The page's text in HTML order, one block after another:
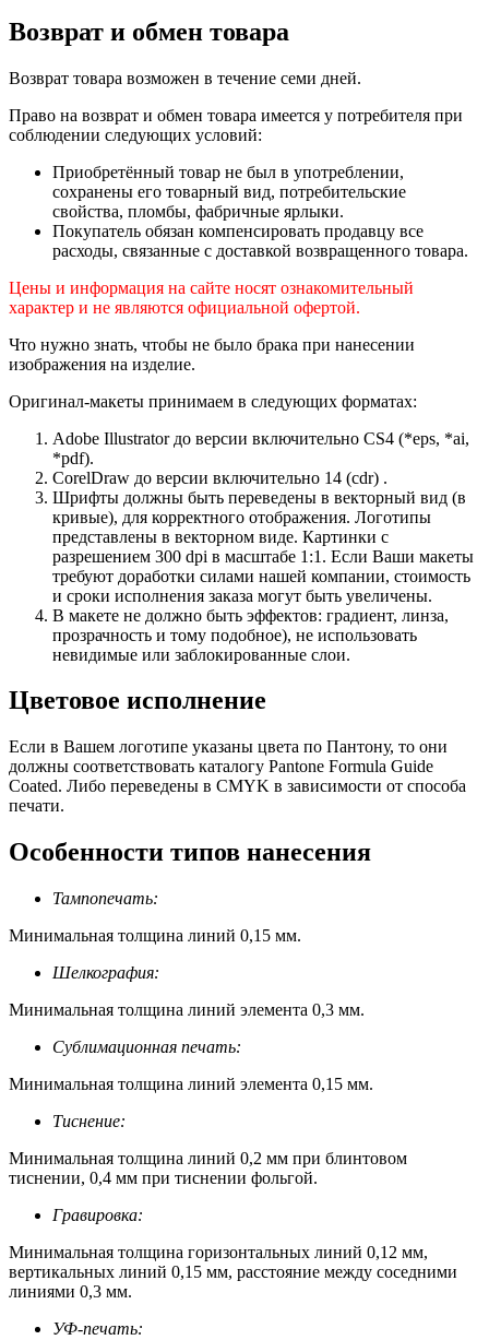
Возврат и обмен товара
Возврат товара возможен в течение семи дней.
Право на возврат и обмен товара имеется у потребителя при
соблюдении следующих условий:
Приобретённый товар не был в употреблении,
сохранены его товарный вид, потребительские
свойства, пломбы, фабричные ярлыки.
Покупатель обязан компенсировать продавцу все
расходы, связанные с доставкой возвращенного товара.
Цены и информация на сайте носят ознакомительный
характер и не являются официальной офертой.
Что нужно знать, чтобы не было брака при нанесении
изображения на изделие.
Оригинал-макеты принимаем в следующих форматах:
Adobe Illustrator до версии включительно CS4 (*eps, *ai,
*pdf).
CorelDraw до версии включительно 14 (cdr) .
Шрифты должны быть переведены в векторный вид (в
кривые), для корректного отображения. Логотипы
представлены в векторном виде. Картинки с
разрешением 300 dpi в масштабе 1:1. Если Ваши макеты
требуют доработки силами нашей компании, стоимость
и сроки исполнения заказа могут быть увеличены.
В макете не должно быть эффектов: градиент, линза,
прозрачность и тому подобное), не использовать
невидимые или заблокированные слои.
Цветовое исполнение
Если в Вашем логотипе указаны цвета по Пантону, то они
должны соответствовать каталогу Pantone Formula Guide
Coated. Либо переведены в CMYK в зависимости от способа
печати.
Особенности типов нанесения
Тампопечать:
Минимальная толщина линий 0,15 мм.
Шелкография:
Минимальная толщина линий элемента 0,3 мм.
Сублимационная печать:
Минимальная толщина линий элемента 0,15 мм.
Тиснение:
Минимальная толщина линий 0,2 мм при блинтовом
тиснении, 0,4 мм при тиснении фольгой.
Гравировка:
Минимальная толщина горизонтальных линий 0,12 мм,
вертикальных линий 0,15 мм, расстояние между соседними
линиями 0,3 мм.
УФ-печать: